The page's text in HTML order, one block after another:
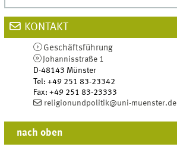
KONTAKT
Geschäftsführung
Johannisstraße 1
D-48143 Münster
Tel:+49 251 83-23342
Fax:+49 251 83-23333
religionundpolitik@uni-muenster.de
nach oben